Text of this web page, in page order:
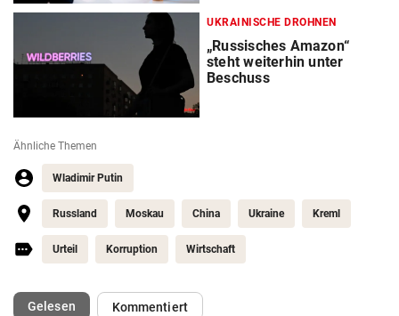
UKRAINISCHE DROHNEN
„Russisches Amazon“
steht weiterhin unter
Beschuss
Ähnliche Themen
Wladimir Putin
Russland Moskau China Ukraine Kreml
Urteil Korruption Wirtschaft
Gelesen(ausgewählt)Kommentiert